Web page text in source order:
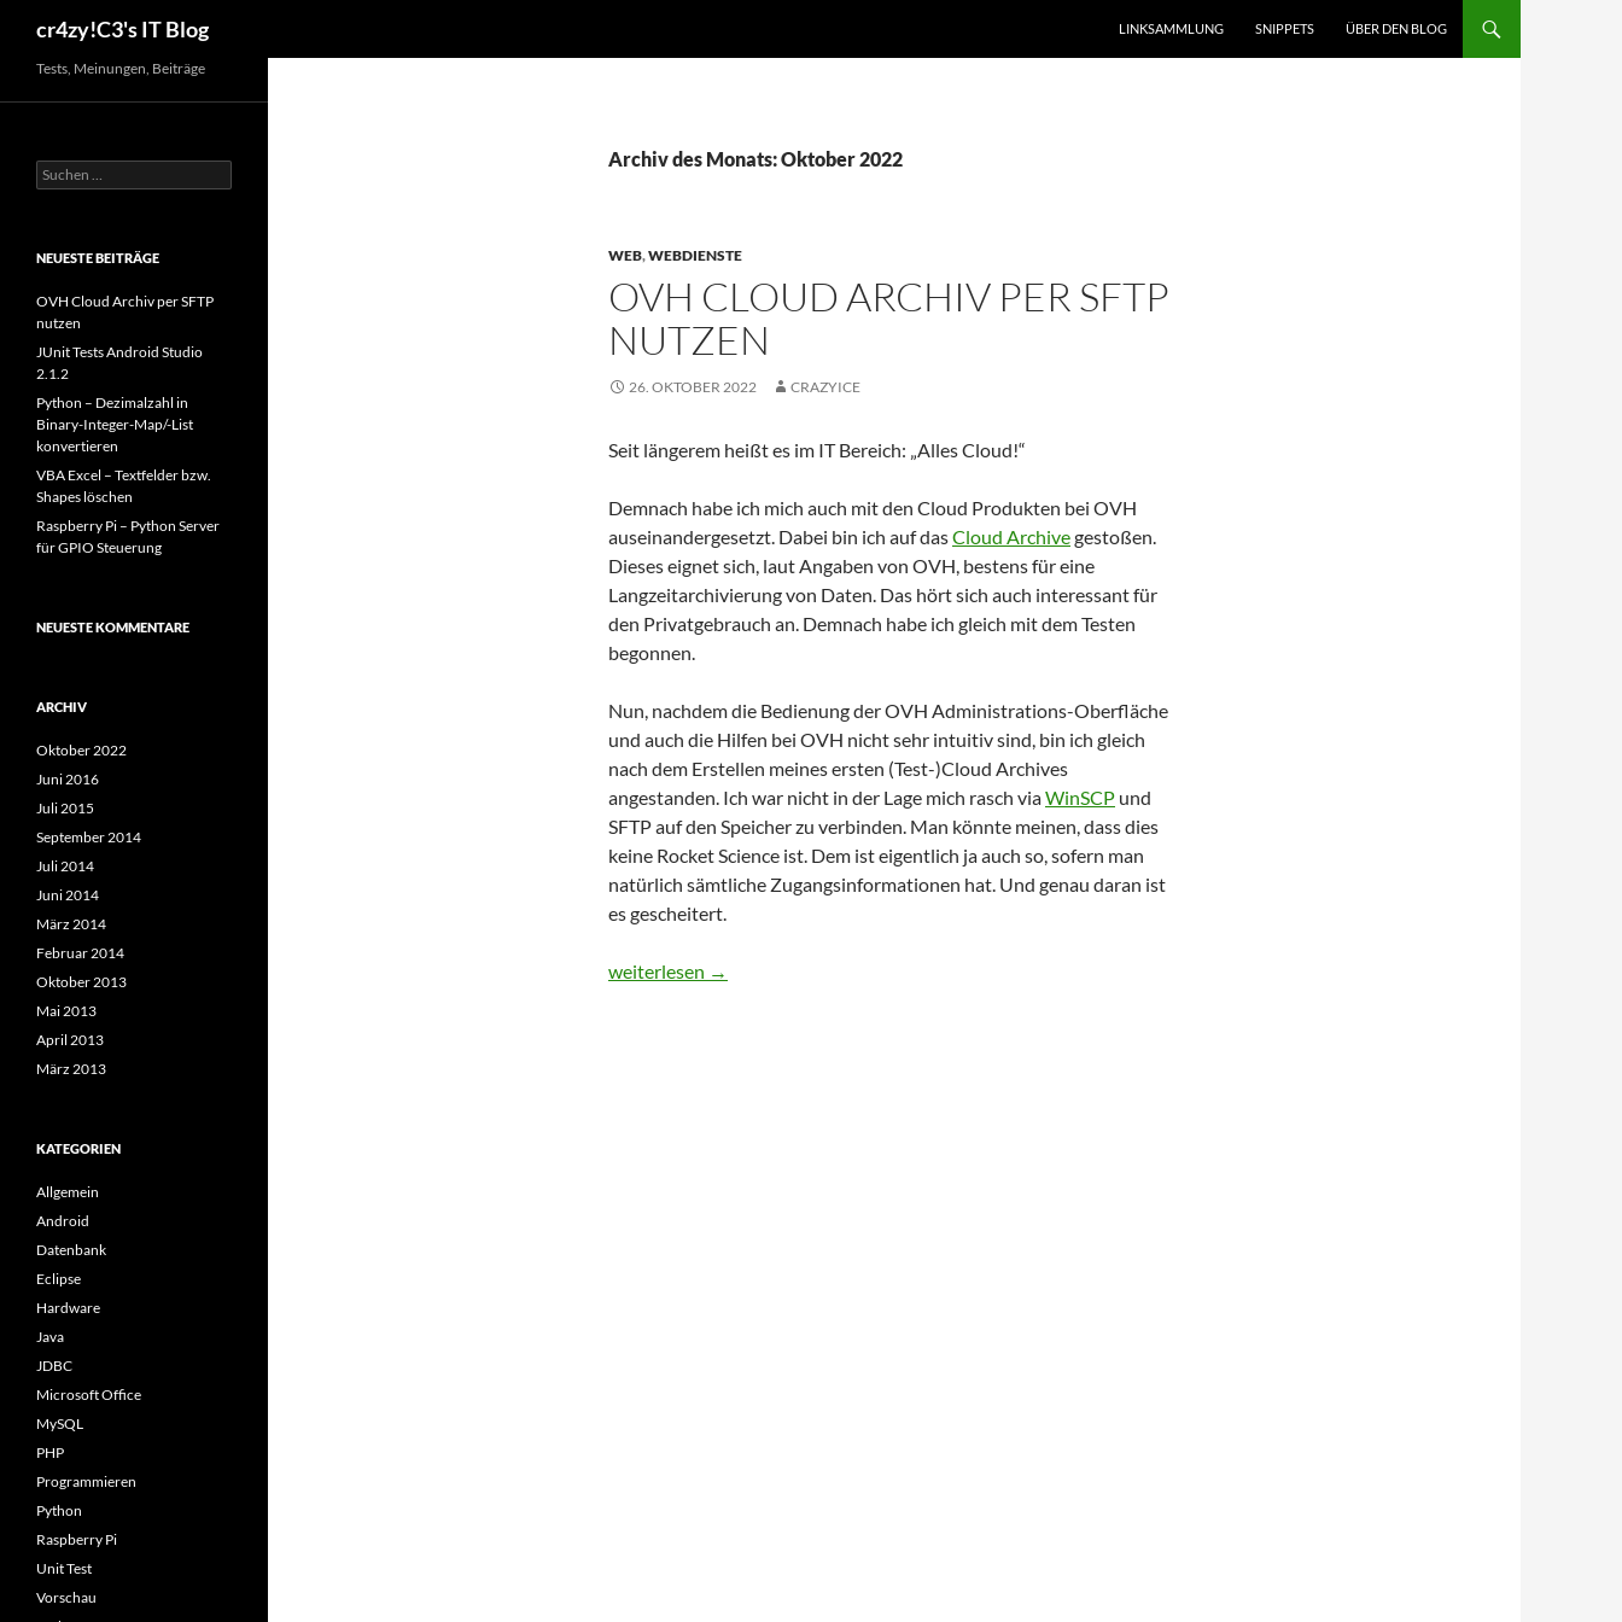
Zum
Inhalt
cr4zy!C3's IT Blog LINKSAMMLUNG SNIPPETS ÜBER DEN BLOG
Archiv des Monats: Oktober 2022
WEB,WEBDIENSTE
OVH CLOUD ARCHIV PER SFTP
NUTZEN
26. OKTOBER 2022 CRAZYICE
Seit längerem heißt es im IT Bereich: „Alles Cloud!“
Demnach habe ich mich auch mit den Cloud Produkten bei OVH
auseinandergesetzt. Dabei bin ich auf dasCloud Archivegestoßen.
Dieses eignet sich, laut Angaben von OVH, bestens für eine
Langzeitarchivierung von Daten. Das hört sich auch interessant für
den Privatgebrauch an. Demnach habe ich gleich mit dem Testen
begonnen.
Nun, nachdem die Bedienung der OVH Administrations-Oberfläche
und auch die Hilfen bei OVH nicht sehr intuitiv sind, bin ich gleich
nach dem Erstellen meines ersten (Test-)Cloud Archives
angestanden. Ich war nicht in der Lage mich rasch viaWinSCP und
SFTP auf den Speicher zu verbinden. Man könnte meinen, dass dies
keine Rocket Science ist. Dem ist eigentlich ja auch so, sofern man
natürlich sämtliche Zugangsinformationen hat. Und genau daran ist
es gescheitert.
OVH Cloud Archiv per SFTP nutzen
weiterlesen →
Tests, Meinungen, Beiträge
Suchen
nach:
NEUESTE BEITRÄGE
OVH Cloud Archiv per SFTP
nutzen
JUnit Tests Android Studio
2.1.2
Python – Dezimalzahl in
Binary-Integer-Map/-List
konvertieren
VBA Excel – Textfelder bzw.
Shapes löschen
Raspberry Pi – Python Server
für GPIO Steuerung
NEUESTE KOMMENTARE
ARCHIV
Oktober 2022
Juni 2016
Juli 2015
September 2014
Juli 2014
Juni 2014
März 2014
Februar 2014
Oktober 2013
Mai 2013
April 2013
März 2013
KATEGORIEN
Allgemein
Android
Datenbank
Eclipse
Hardware
Java
JDBC
Microsoft Office
MySQL
PHP
Programmieren
Python
Raspberry Pi
Unit Test
Vorschau